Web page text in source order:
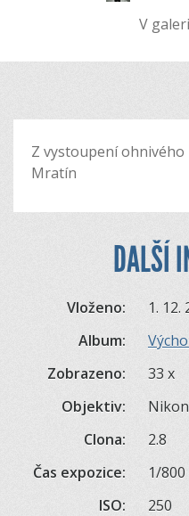
V
Z vystoupení ohnivého
Mratín
DALŠÍ
Vloženo:
1. 12.
Album:
Zobrazeno:
33 x
Objektiv:
Clona:
2.8
Čas expozice:
1/800
ISO:
250